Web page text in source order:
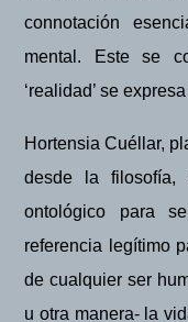
connotación
mental. Este se
‘realidad’ se
Hortensia Cuéllar,
desde la filosofía,
ontológico para
referencia legítimo
de cualquier ser
u otra manera- la